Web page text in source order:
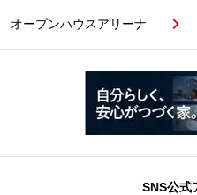
オープンハウスアリーナ
SNS公式